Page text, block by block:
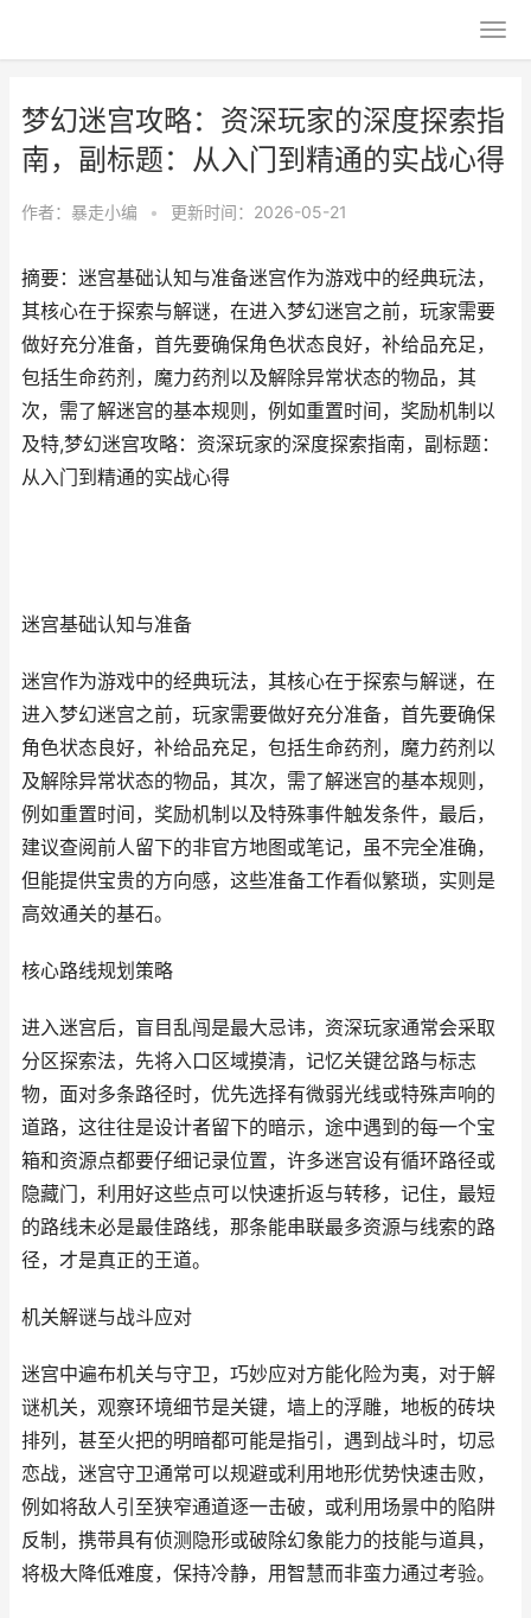
梦幻迷宫攻略：资深玩家的深度探索指
南，副标题：从入门到精通的实战心得
作者： 暴走小编 • 更新时间：2026-05-21
摘要：迷宫基础认知与准备迷宫作为游戏中的经典玩法，
其核心在于探索与解谜，在进入梦幻迷宫之前，玩家需要
做好充分准备，首先要确保角色状态良好，补给品充足，
包括生命药剂，魔力药剂以及解除异常状态的物品，其
次，需了解迷宫的基本规则，例如重置时间，奖励机制以
及特,梦幻迷宫攻略：资深玩家的深度探索指南，副标题：
从入门到精通的实战心得
迷宫基础认知与准备
迷宫作为游戏中的经典玩法，其核心在于探索与解谜，在
进入梦幻迷宫之前，玩家需要做好充分准备，首先要确保
角色状态良好，补给品充足，包括生命药剂，魔力药剂以
及解除异常状态的物品，其次，需了解迷宫的基本规则，
例如重置时间，奖励机制以及特殊事件触发条件，最后，
建议查阅前人留下的非官方地图或笔记，虽不完全准确，
但能提供宝贵的方向感，这些准备工作看似繁琐，实则是
高效通关的基石。
核心路线规划策略
进入迷宫后，盲目乱闯是最大忌讳，资深玩家通常会采取
分区探索法，先将入口区域摸清，记忆关键岔路与标志
物，面对多条路径时，优先选择有微弱光线或特殊声响的
道路，这往往是设计者留下的暗示，途中遇到的每一个宝
箱和资源点都要仔细记录位置，许多迷宫设有循环路径或
隐藏门，利用好这些点可以快速折返与转移，记住，最短
的路线未必是最佳路线，那条能串联最多资源与线索的路
径，才是真正的王道。
机关解谜与战斗应对
迷宫中遍布机关与守卫，巧妙应对方能化险为夷，对于解
谜机关，观察环境细节是关键，墙上的浮雕，地板的砖块
排列，甚至火把的明暗都可能是指引，遇到战斗时，切忌
恋战，迷宫守卫通常可以规避或利用地形优势快速击败，
例如将敌人引至狭窄通道逐一击破，或利用场景中的陷阱
反制，携带具有侦测隐形或破除幻象能力的技能与道具，
将极大降低难度，保持冷静，用智慧而非蛮力通过考验。